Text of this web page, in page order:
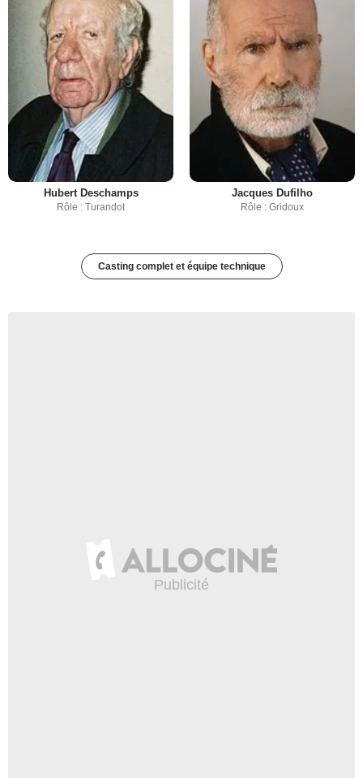
Hubert Deschamps
Rôle : Turandot
Jacques Dufilho
Rôle : Gridoux
Casting complet et équipe technique